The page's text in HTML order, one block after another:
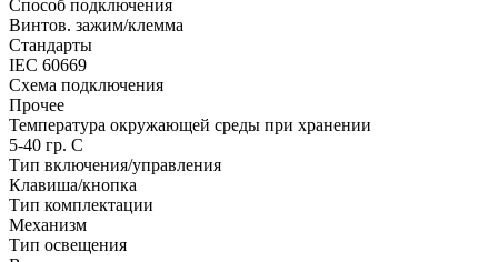
Способ подключения
Винтов. зажим/клемма
Стандарты
IEC 60669
Схема подключения
Прочее
Температура окружающей среды при хранении
5-40 гр. C
Тип включения/управления
Клавиша/кнопка
Тип комплектации
Механизм
Тип освещения